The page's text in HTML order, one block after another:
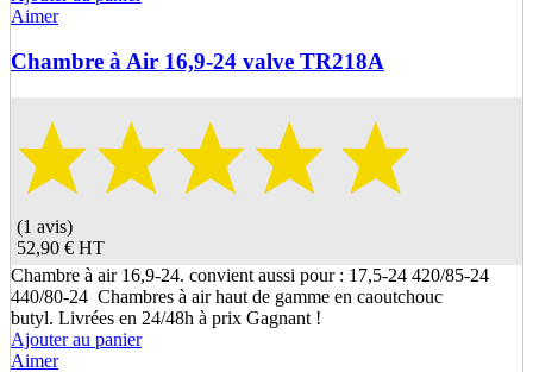
Aimer
Chambre à Air 16,9-24 valve TR218A
(1 avis)
52,90 € HT
Chambre à air 16,9-24. convient aussi pour : 17,5-24 420/85-24
440/80-24 Chambres à air haut de gamme en caoutchouc
butyl. Livrées en 24/48h à prix Gagnant !
Ajouter au panier
Aimer